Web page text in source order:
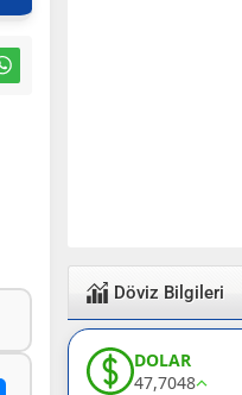
Döviz Bilgileri
DOLAR
47,7048